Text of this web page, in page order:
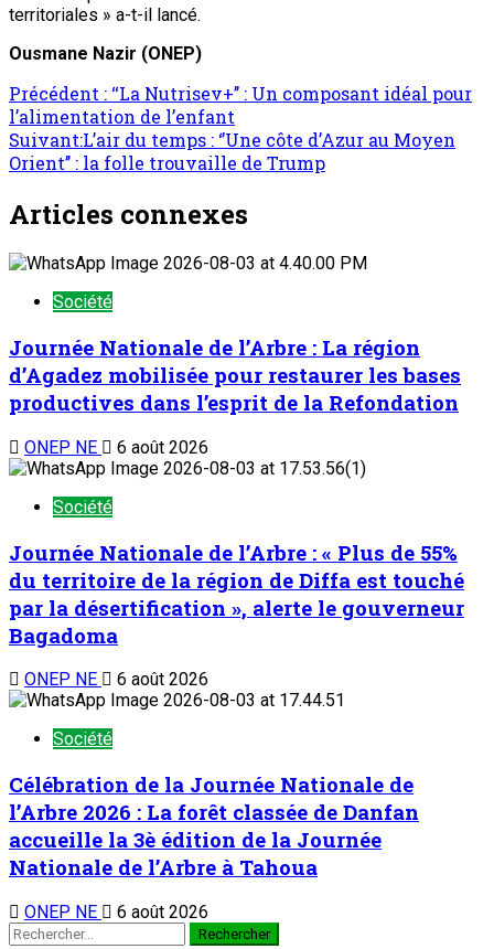
territoriales » a-t-il lancé.
Ousmane Nazir (ONEP)
Précédent : ‘‘La Nutrisev+’’ : Un composant idéal pour
l’alimentation de l’enfant
Suivant:L’air du temps : ‘’Une côte d’Azur au Moyen
Orient’’ : la folle trouvaille de Trump
Articles connexes
Société
Journée Nationale de l’Arbre : La région
d’Agadez mobilisée pour restaurer les bases
productives dans l’esprit de la Refondation
ONEP NE 6 août 2026
Société
Journée Nationale de l’Arbre : « Plus de 55%
du territoire de la région de Diffa est touché
par la désertification », alerte le gouverneur
Bagadoma
ONEP NE 6 août 2026
Société
Célébration de la Journée Nationale de
l’Arbre 2026 : La forêt classée de Danfan
accueille la 3è édition de la Journée
Nationale de l’Arbre à Tahoua
ONEP NE 6 août 2026